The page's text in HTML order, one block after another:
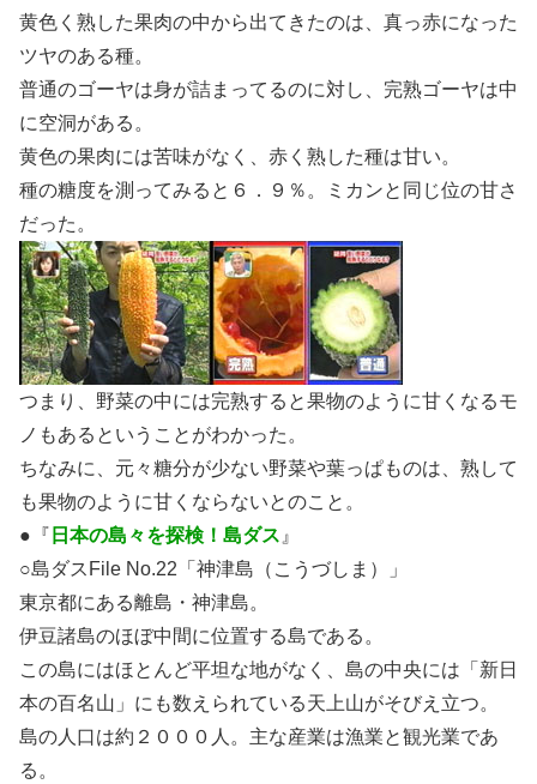
黄色く熟した果肉の中から出てきたのは、真っ赤になった
ツヤのある種。
普通のゴーヤは身が詰まってるのに対し、完熟ゴーヤは中
に空洞がある。
黄色の果肉には苦味がなく、赤く熟した種は甘い。
種の糖度を測ってみると６．９％。ミカンと同じ位の甘さ
だった。
つまり、野菜の中には完熟すると果物のように甘くなるモ
ノもあるということがわかった。
ちなみに、元々糖分が少ない野菜や葉っぱものは、熟して
も果物のように甘くならないとのこと。
●『 日本の島々を探検！島ダス 』
○島ダスFile No.22「神津島（こうづしま）」
東京都にある離島・神津島。
伊豆諸島のほぼ中間に位置する島である。
この島にはほとんど平坦な地がなく、島の中央には「新日
本の百名山」にも数えられている天上山がそびえ立つ。
島の人口は約２０００人。主な産業は漁業と観光業であ
る。